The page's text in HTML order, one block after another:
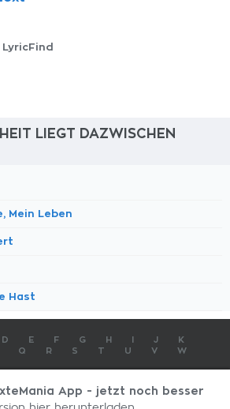
LyricFind
LIEGT DAZWISCHEN
Mein Leben
Hast
D E F G H J
K
Q R S T U V
W
KONTAKT IMPRESSUM
App - jetzt noch besser